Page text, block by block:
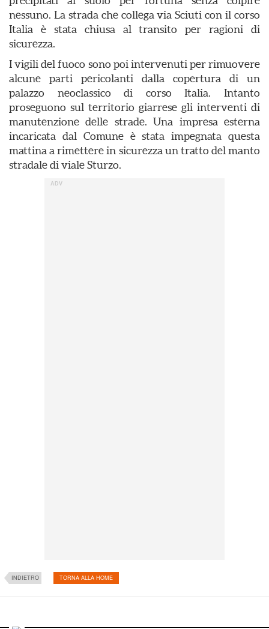
nessuno. La strada che collega via Sciuti con il corso
Italia è stata chiusa al transito per ragioni di
sicurezza.
I vigili del fuoco sono poi intervenuti per rimuovere
alcune parti pericolanti dalla copertura di un
palazzo neoclassico di corso Italia. Intanto
proseguono sul territorio giarrese gli interventi di
manutenzione delle strade. Una impresa esterna
incaricata dal Comune è stata impegnata questa
mattina a rimettere in sicurezza un tratto del manto
stradale di viale Sturzo.
INDIETRO TORNA ALLA HOME